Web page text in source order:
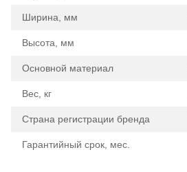
Ширина, мм
Высота, мм
Основной материал
Вес, кг
Страна регистрации бренда
Гарантийный срок, мес.